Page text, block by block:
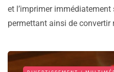
et l’imprimer
permettant ainsi de convertir